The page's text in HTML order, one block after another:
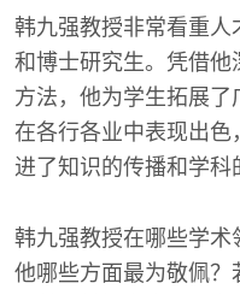
韩九强教授非常看重
和博士研究生。凭借
方法，他为学生拓展
在各行各业中表现出
进了知识的传播和学科
韩九强教授在哪些学
他哪些方面最为敬佩